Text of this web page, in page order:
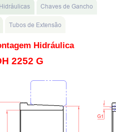
Hidráulica
2252 G